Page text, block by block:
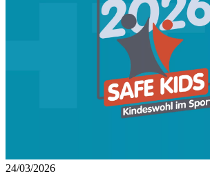
24/03/2026